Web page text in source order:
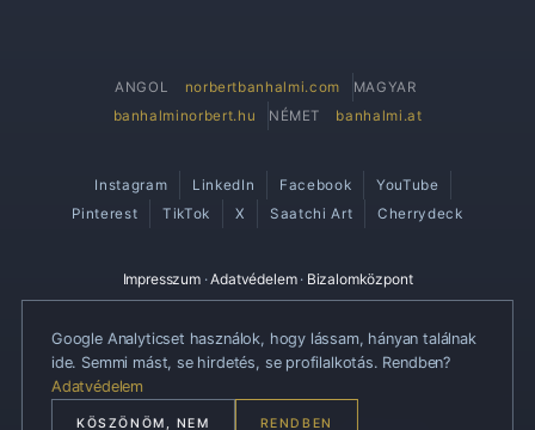
ANGOL norbertbanhalmi.com
MAGYAR
banhalminorbert.hu
NÉMET banhalmi.at
Instagram LinkedIn Facebook
YouTube
Pinterest
TikTok X Saatchi Art Cherrydeck
Impresszum·Adatvédelem· Bizalomközpont
SÜTIBEÁLLÍTÁSOK
Google Analyticset használok, hogy lássam, hányan találnak
ide. Semmi mást, se hirdetés, se profilalkotás. Rendben?
Adatvédelem
KÖSZÖNÖM, NEM RENDBEN